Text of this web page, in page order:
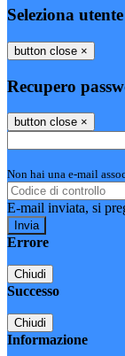
Seleziona utente
button close ×
Recupero
button close ×
Non hai una e-mail
E-mail inviata, si
Errore
Chiudi
Successo
Chiudi
Informazione